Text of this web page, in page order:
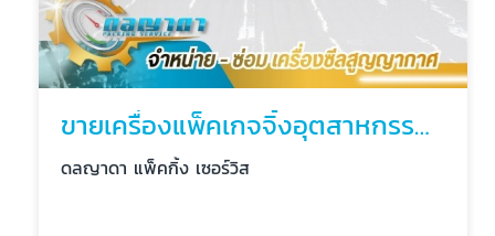
ขายเครื่องแพ็คเกจจิ้งอุตสาหกรรม ทุกรุ่น
ดลญาดา แพ็คกิ้ง เซอร์วิส